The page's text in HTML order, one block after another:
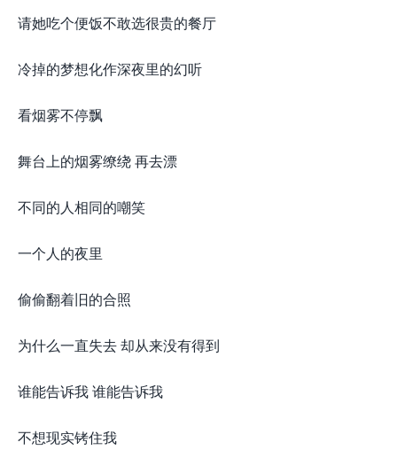
请她吃个便饭不敢选很贵的餐厅
冷掉的梦想化作深夜里的幻听
看烟雾不停飘
舞台上的烟雾缭绕 再去漂
不同的人相同的嘲笑
一个人的夜里
偷偷翻着旧的合照
为什么一直失去 却从来没有得到
谁能告诉我 谁能告诉我
不想现实铐住我